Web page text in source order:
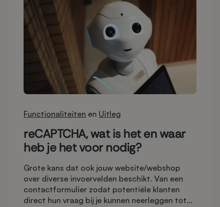
Functionaliteiten en Uitleg
reCAPTCHA, wat is het en waar
heb je het voor nodig?
Grote kans dat ook jouw website/webshop
over diverse invoervelden beschikt. Van een
contactformulier zodat potentiële klanten
direct hun vraag bij je kunnen neerleggen tot